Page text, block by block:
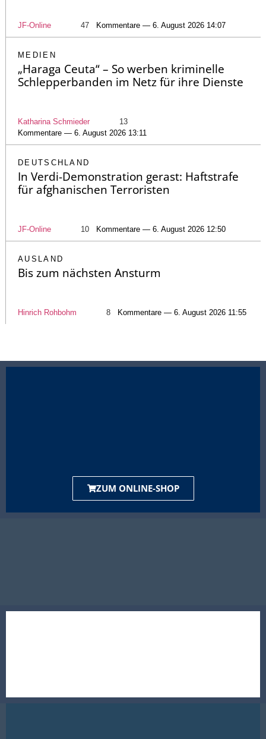
JF-Online 47 Kommentare — 6. August 2026 14:07
MEDIEN
„Haraga Ceuta“ – So werben kriminelle
Schlepperbanden im Netz für ihre Dienste
Katharina Schmieder
13
Kommentare — 6. August 2026 13:11
DEUTSCHLAND
In Verdi-Demonstration gerast: Haftstrafe
für afghanischen Terroristen
JF-Online 10 Kommentare — 6. August 2026 12:50
AUSLAND
Bis zum nächsten Ansturm
Hinrich Rohbohm 8 Kommentare — 6. August 2026 11:55
ZUM ONLINE-SHOP